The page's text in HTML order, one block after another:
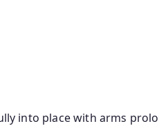
into place with arms